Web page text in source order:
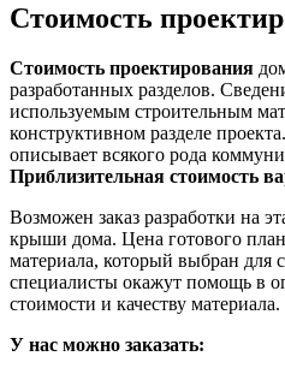
Стоимость
Стоимость проектирования
разработанных разделов.
используемым строительным
конструктивном разделе
описывает всякого рода
Приблизительная стоимость
Возможен заказ разработки на
крыши дома. Цена готового
материала, который выбран для
специалисты окажут помощь в
стоимости и качеству материала.
У нас можно заказать: